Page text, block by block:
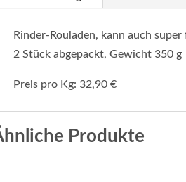
Rinder-Rouladen, kann auch
2 Stück abgepackt, Gewicht 350 g
Preis pro Kg: 32,90 €
Produkte